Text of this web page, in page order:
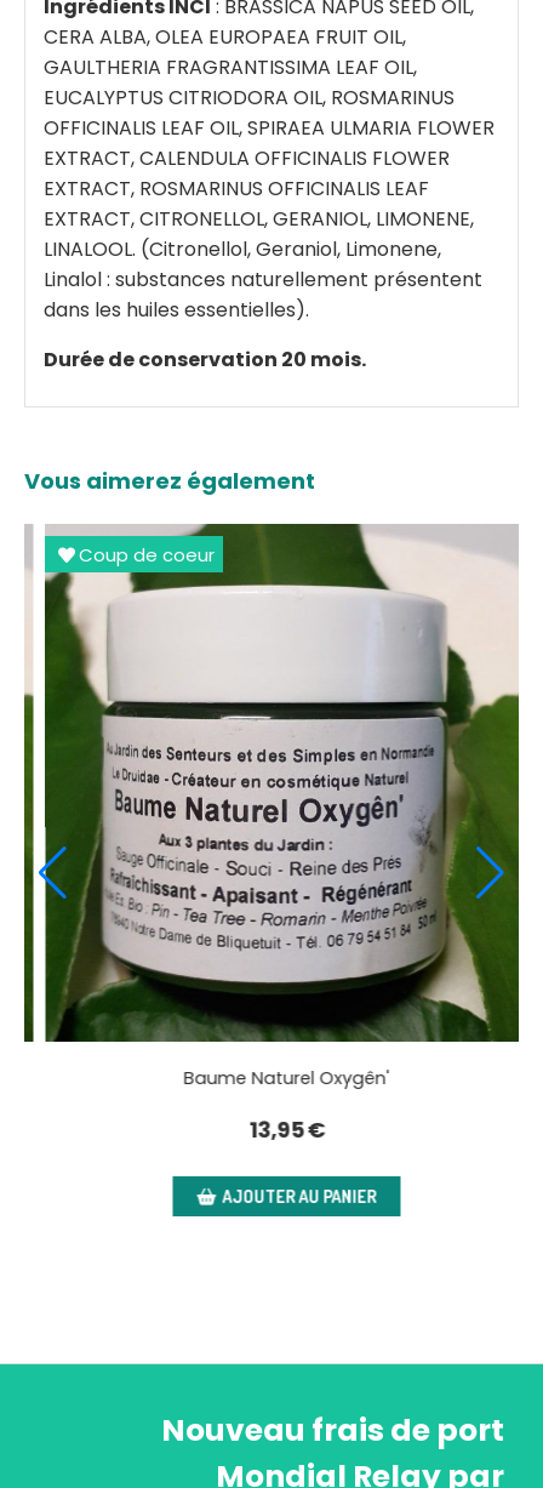
Ingrédients INCI : BRASSICA NAPUS SEED OIL,
CERA ALBA, OLEA EUROPAEA FRUIT OIL,
GAULTHERIA FRAGRANTISSIMA LEAF OIL,
EUCALYPTUS CITRIODORA OIL, ROSMARINUS
OFFICINALIS LEAF OIL, SPIRAEA ULMARIA FLOWER
EXTRACT, CALENDULA OFFICINALIS FLOWER
EXTRACT, ROSMARINUS OFFICINALIS LEAF
EXTRACT, CITRONELLOL, GERANIOL, LIMONENE,
LINALOOL. (Citronellol, Geraniol, Limonene,
Linalol : substances naturellement présentent
dans les huiles essentielles).
Durée de conservation 20 mois.
Vous aimerez également
Baume Naturel Oxygên'
€
AJOUTER AU PANIER
Coup de coeur
Nouveau frais de port
Mondial Relay par